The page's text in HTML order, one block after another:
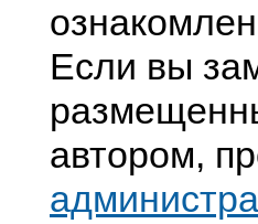
Если вы
автором,